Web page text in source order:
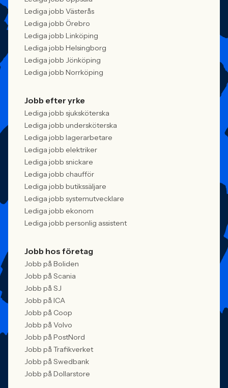
Lediga jobb Västerås
Lediga jobb Örebro
Lediga jobb Linköping
Lediga jobb Helsingborg
Lediga jobb Jönköping
Lediga jobb Norrköping
Jobb efter yrke
Lediga jobb sjuksköterska
Lediga jobb undersköterska
Lediga jobb lagerarbetare
Lediga jobb elektriker
Lediga jobb snickare
Lediga jobb chaufför
Lediga jobb butikssäljare
Lediga jobb systemutvecklare
Lediga jobb ekonom
Lediga jobb personlig assistent
Jobb hos företag
Jobb på Boliden
Jobb på Scania
Jobb på SJ
Jobb på ICA
Jobb på Coop
Jobb på Volvo
Jobb på PostNord
Jobb på Trafikverket
Jobb på Swedbank
Jobb på Dollarstore